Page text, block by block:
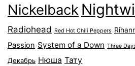
Nickelback
Radiohead Red Hot Chili Peppers
Passion System of a Down Three
Декабрь Нюша Тату